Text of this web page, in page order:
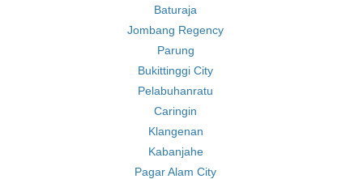
Baturaja
Jombang Regency
Parung
Bukittinggi City
Pelabuhanratu
Caringin
Klangenan
Kabanjahe
Pagar Alam City